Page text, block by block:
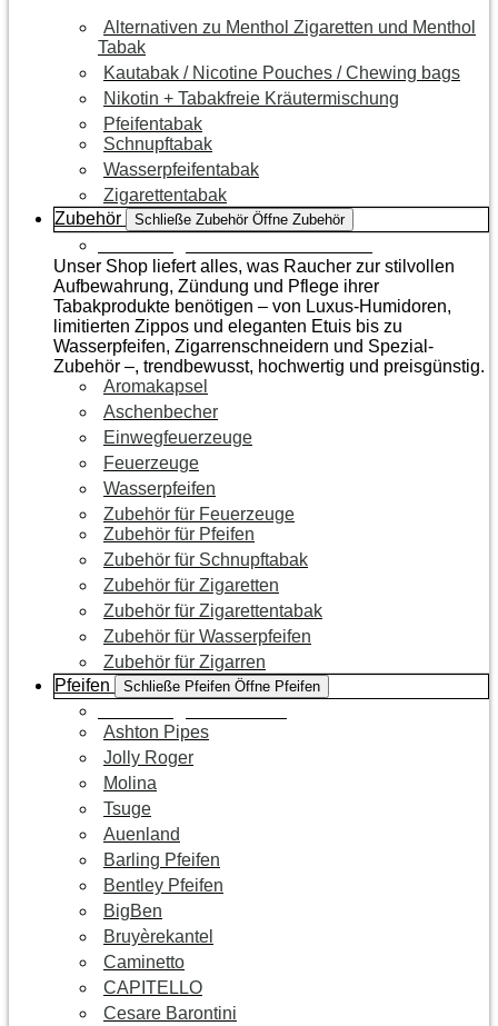
Alternativen zu Menthol Zigaretten und Menthol
Tabak
Kautabak / Nicotine Pouches / Chewing bags
Nikotin + Tabakfreie Kräutermischung
Pfeifentabak
Schnupftabak
Wasserpfeifentabak
Zigarettentabak
Zubehör
Schließe Zubehör Öffne Zubehör
Unser Shop liefert alles, was Raucher zur stilvollen
Aufbewahrung, Zündung und Pflege ihrer
Tabakprodukte benötigen – von Luxus-Humidoren,
limitierten Zippos und eleganten Etuis bis zu
Wasserpfeifen, Zigarrenschneidern und Spezial-
Zubehör –, trendbewusst, hochwertig und preisgünstig.
Aromakapsel
Aschenbecher
Einwegfeuerzeuge
Feuerzeuge
Wasserpfeifen
Zubehör für Feuerzeuge
Zubehör für Pfeifen
Zubehör für Schnupftabak
Zubehör für Zigaretten
Zubehör für Zigarettentabak
Zubehör für Wasserpfeifen
Zubehör für Zigarren
Pfeifen
Schließe Pfeifen Öffne Pfeifen
Ashton Pipes
Jolly Roger
Molina
Tsuge
Auenland
Barling Pfeifen
Bentley Pfeifen
BigBen
Bruyèrekantel
Caminetto
CAPITELLO
Cesare Barontini